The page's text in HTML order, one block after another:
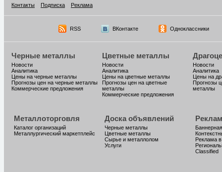
Контакты
Подписка Реклама
RSS ВКонтакте Одноклассники
Черные металлы
Новости
Аналитика
Цены на черные металлы
Прогнозы цен на черные металлы
Коммерческие предложения
Цветные металлы
Новости
Аналитика
Цены на цветные металлы
Прогнозы цен на цветные
металлы
Коммерческие предложения
Новости
Аналитика
Цены на
Прогнозы
металлы
Металлоторговля
Каталог организаций
Металлургический маркетплейс
Доска объявлений
Черные металлы
Цветные металлы
Сырье и металлолом
Услуги
Реклама
Classified